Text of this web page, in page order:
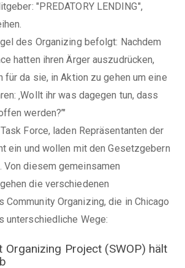
"PREDATORY LENDING",
des Organizing befolgt: Nachdem
hatten ihren Ärger auszudrücken,
für da sie, in Aktion zu gehen um eine
‚Wollt ihr was dagegen tun, dass
werden?’"
Force, laden Repräsentanten der
ein und wollen mit den Gesetzgebern
Von diesem gemeinsamen
die verschiedenen
Community Organizing, die in Chicago
unterschiedliche Wege:
Organizing Project (SWOP) hält